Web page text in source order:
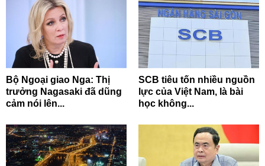
Bộ Ngoại giao Nga: Thị
trưởng Nagasaki đã dũng
cảm nói lên...
SCB tiêu tốn nhiều nguồn
lực của Việt Nam, là bài
học không...